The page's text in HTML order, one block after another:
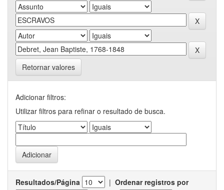
Retornar valores
Adicionar filtros:
Utilizar filtros para refinar o resultado de busca.
Resultados/Página | Ordenar registros por